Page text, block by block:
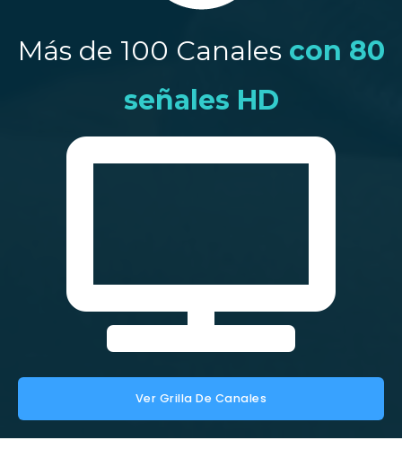
Más de 100 Canales con 80
señales HD
Ver Grilla De Canales